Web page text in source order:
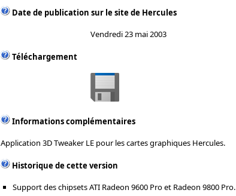
Date de publication sur le site de Hercules
Vendredi 23 mai 2003
Téléchargement
Informations complémentaires
Application 3D Tweaker LE pour les cartes graphiques Hercules.
Historique de cette version
Support des chipsets ATI Radeon 9600 Pro et Radeon 9800 Pro.